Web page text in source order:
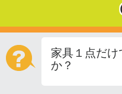
家具１点だ
か？